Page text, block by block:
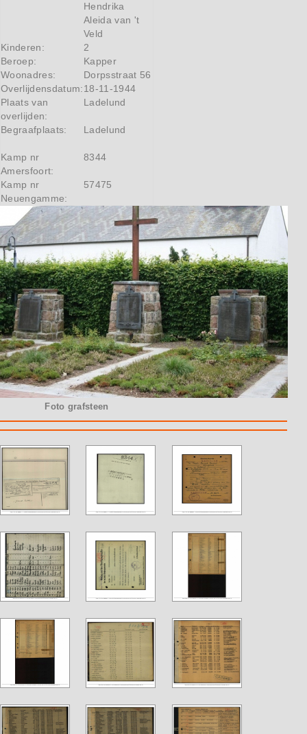
Hendrika
Aleida van 't
Veld
Kinderen:
2
Beroep:
Kapper
Woonadres:
Dorpsstraat 56
Overlijdensdatum:18-11-1944
Plaats van
overlijden:
Ladelund
Begraafplaats: Ladelund
Kamp nr
Amersfoort:
8344
Kamp nr
Neuengamme:
57475
Foto grafsteen